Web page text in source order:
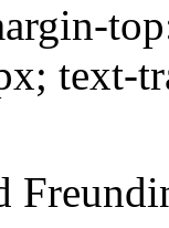
text-